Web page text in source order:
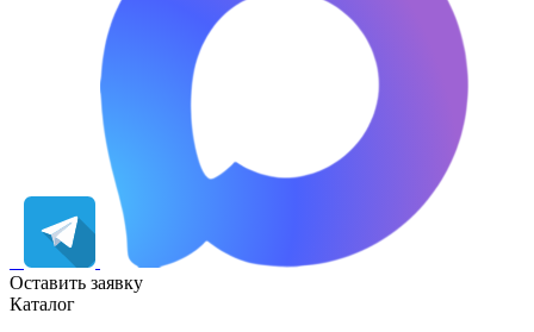
Оставить заявку
Каталог